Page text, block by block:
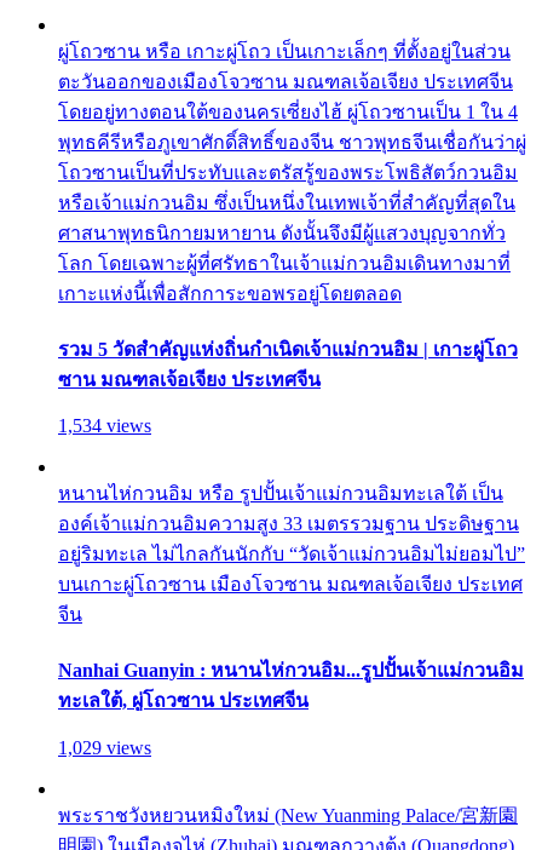
ผู่โถวซาน หรือ เกาะผู่โถว เป็นเกาะเล็กๆ ที่ตั้งอยู่ในส่วน
ตะวันออกของเมืองโจวซาน มณฑลเจ้อเจียง ประเทศจีน
โดยอยู่ทางตอนใต้ของนครเซี่ยงไฮ้ ผู่โถวซานเป็น 1 ใน 4
พุทธคีรีหรือภูเขาศักดิ์สิทธิ์ของจีน ชาวพุทธจีนเชื่อกันว่าผู่
โถวซานเป็นที่ประทับและตรัสรู้ของพระโพธิสัตว์กวนอิม
หรือเจ้าแม่กวนอิม ซึ่งเป็นหนึ่งในเทพเจ้าที่สำคัญที่สุดใน
ศาสนาพุทธนิกายมหายาน ดังนั้นจึงมีผู้แสวงบุญจากทั่ว
โลก โดยเฉพาะผู้ที่ศรัทธาในเจ้าแม่กวนอิมเดินทางมาที่
เกาะแห่งนี้เพื่อสักการะขอพรอยู่โดยตลอด
รวม 5 วัดสำคัญแห่งถิ่นกำเนิดเจ้าแม่กวนอิม | เกาะผู่โถว
ซาน มณฑลเจ้อเจียง ประเทศจีน
1,534 views
หนานไห่กวนอิม หรือ รูปปั้นเจ้าแม่กวนอิมทะเลใต้ เป็น
องค์เจ้าแม่กวนอิมความสูง 33 เมตรรวมฐาน ประดิษฐาน
อยู่ริมทะเล ไม่ไกลกันนักกับ “วัดเจ้าแม่กวนอิมไม่ยอมไป”
บนเกาะผู่โถวซาน เมืองโจวซาน มณฑลเจ้อเจียง ประเทศ
จีน
Nanhai Guanyin : หนานไห่กวนอิม...รูปปั้นเจ้าแม่กวนอิม
ทะเลใต้, ผู่โถวซาน ประเทศจีน
1,029 views
พระราชวังหยวนหมิงใหม่ (New Yuanming Palace/宮新園
明園) ในเมืองจูไห่ (Zhuhai) มณฑลกวางตุ้ง (Quangdong)